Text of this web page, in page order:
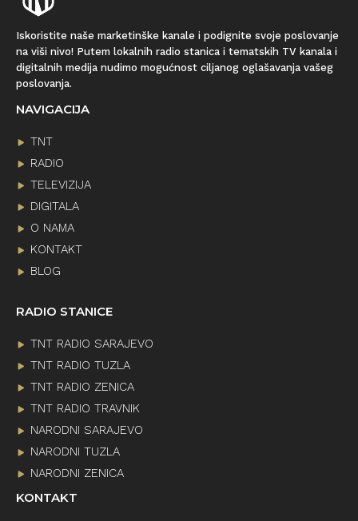
Iskoristite naše marketinške kanale i podignite svoje poslovanje
na viši nivo! Putem lokalnih radio stanica i tematskih TV kanala i
digitalnih medija nudimo mogućnost ciljanog oglašavanja vašeg
poslovanja.
NAVIGACIJA
TNT
RADIO
TELEVIZIJA
DIGITALA
O NAMA
KONTAKT
BLOG
RADIO STANICE
TNT RADIO SARAJEVO
TNT RADIO TUZLA
TNT RADIO ZENICA
TNT RADIO TRAVNIK
NARODNI SARAJEVO
NARODNI TUZLA
NARODNI ZENICA
KONTAKT